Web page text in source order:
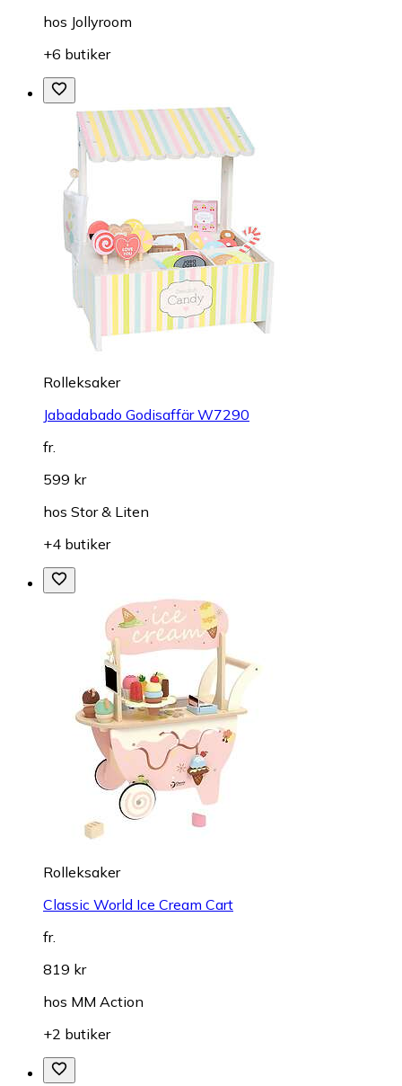
hos Jollyroom
+6 butiker
Rolleksaker
Jabadabado Godisaffär W7290
fr.
599 kr
hos Stor & Liten
+4 butiker
Rolleksaker
Classic World Ice Cream Cart
fr.
819 kr
hos MM Action
+2 butiker